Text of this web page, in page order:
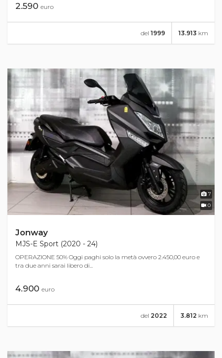
2.590 euro
13.913 km
del 1999
7
0
Jonway
MJS-E Sport (2020 - 24)
OPERAZIONE 50% Oggi paghi solo la metà ovvero 2.450,00 euro e
tra due anni sarai libero di...
4.900 euro
3.812 km
del 2022